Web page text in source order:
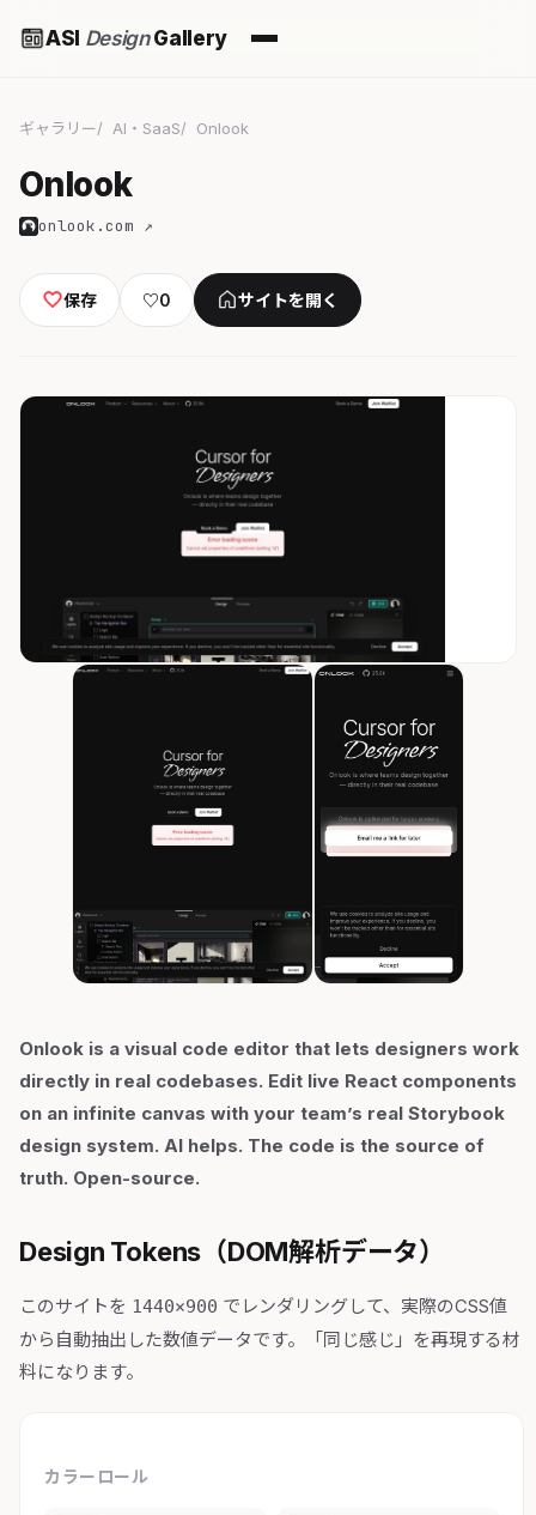
ASI DesignGallery
ギャラリー AI・SaaS Onlook
Onlook
onlook.com ↗
保存 ♡0 サイトを開く
Onlook is a visual code editor that lets designers work
directly in real codebases. Edit live React components
on an infinite canvas with your team’s real Storybook
design system. AI helps. The code is the source of
truth. Open-source.
Design Tokens（DOM解析データ）
このサイトを 1440×900 でレンダリングして、実際のCSS値
から自動抽出した数値データです。「同じ感じ」を再現する材
料になります。
カラーロール